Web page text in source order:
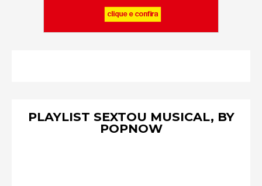
PLAYLIST SEXTOU MUSICAL, BY
POPNOW